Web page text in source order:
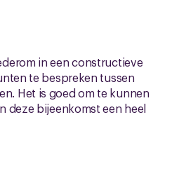
in een constructieve
te bespreken tussen
Het is goed om te kunnen
deze bijeenkomst een heel